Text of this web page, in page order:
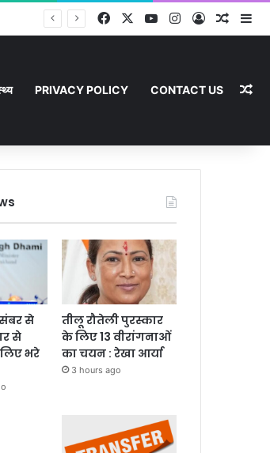
FacebookYouTubeInstagram
Log In
PRIVACY POLICY CONTACT US
से
से
भरे
तीलू रौतेली पुरस्कार
के लिए 13 वीरांगनाओं
का चयन : रेखा आर्या
3 hours ago